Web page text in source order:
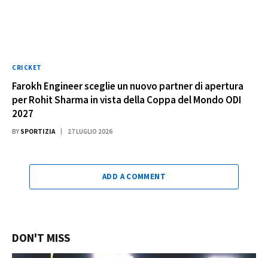
CRICKET
Farokh Engineer sceglie un nuovo partner di apertura
per Rohit Sharma in vista della Coppa del Mondo ODI
2027
BY SPORTIZIA 27 LUGLIO 2026
ADD A COMMENT
DON'T MISS